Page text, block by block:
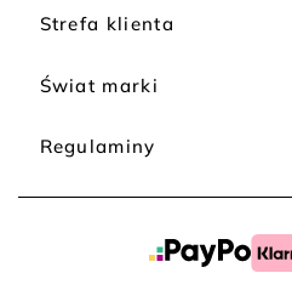
zimę.
się na wysoki komfort termiczny.
Kurtki puchowe zazwyczaj są
specjalne komory, w których
jest jego równomierne rozłożenie
Strefa klienta
Świat marki
Regulaminy